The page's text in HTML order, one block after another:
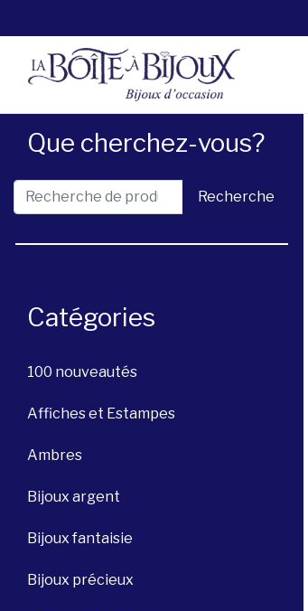
Que cherchez-vous?
Recherche pour : Recherche
Catégories
100 nouveautés
Affiches et Estampes
Ambres
Bijoux argent
Bijoux fantaisie
Bijoux précieux